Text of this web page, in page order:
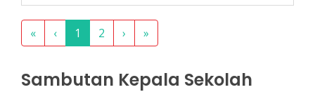
« ‹ 1 2 › »
Sambutan Kepala Sekolah